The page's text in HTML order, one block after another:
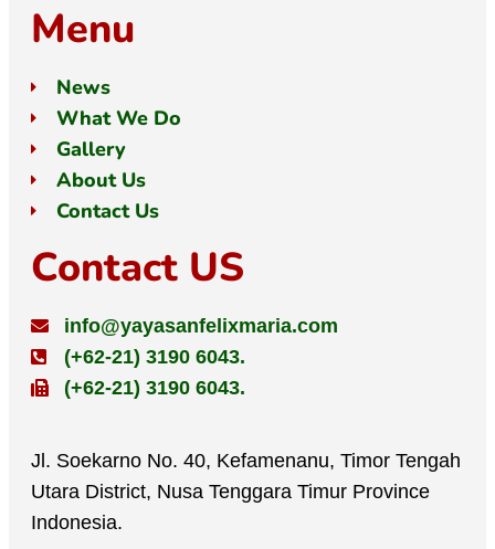
Menu
News
What We Do
Gallery
About Us
Contact Us
Contact US
info@yayasanfelixmaria.com
(+62-21) 3190 6043.
(+62-21) 3190 6043.
Jl. Soekarno No. 40, Kefamenanu, Timor Tengah
Utara District, Nusa Tenggara Timur Province
Indonesia.